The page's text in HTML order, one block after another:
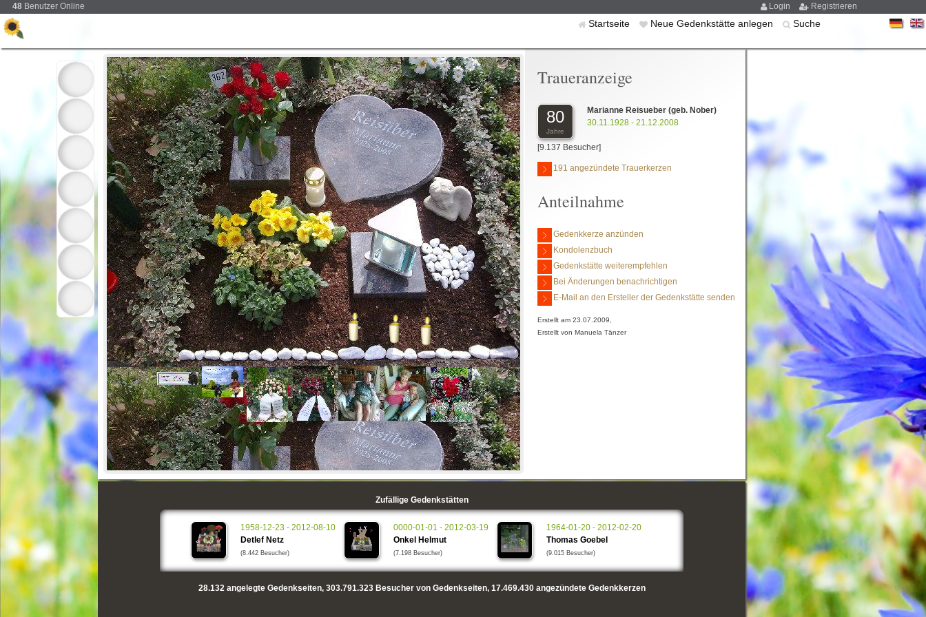
48 Benutzer Online Login Registrieren
Startseite Neue Gedenkstätte anlegen Suche
Traueranzeige
80
Jahre
Marianne Reisueber (geb. Nober)
30.11.1928 - 21.12.2008
[9.137 Besucher]
191 angezündete Trauerkerzen
Anteilnahme
Gedenkkerze anzünden
Kondolenzbuch
Gedenkstätte weiterempfehlen
Bei Änderungen benachrichtigen
E-Mail an den Ersteller der Gedenkstätte senden
Erstellt am 23.07.2009,
Erstellt von Manuela Tänzer
Zufällige Gedenkstätten
1958-12-23 - 2012-08-10
Detlef Netz
(8.442 Besucher)
0000-01-01 - 2012-03-19
Onkel Helmut
(7.198 Besucher)
1964-01-20 - 2012-02-20
Thomas Goebel
(9.015 Besucher)
28.132angelegte Gedenkseiten, 303.791.323Besucher von Gedenkseiten, 17.469.430angezündete Gedenkkerzen